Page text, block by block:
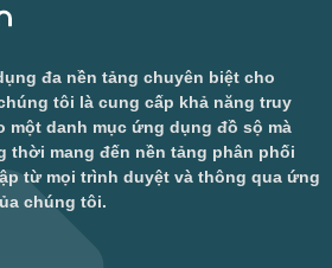
đa nền tảng chuyên biệt cho
tôi là cung cấp khả năng truy
một danh mục ứng dụng đồ sộ mà
thời mang đến nền tảng phân phối
từ mọi trình duyệt và thông qua ứng
chúng tôi.